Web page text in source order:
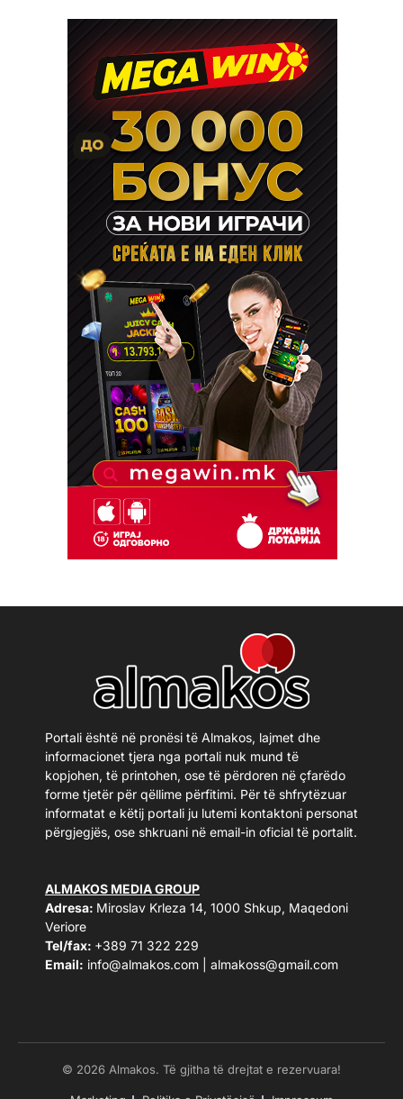
Portali është në pronësi të Almakos, lajmet dhe
informacionet tjera nga portali nuk mund të
kopjohen, të printohen, ose të përdoren në çfarëdo
forme tjetër për qëllime përfitimi. Për të shfrytëzuar
informatat e këtij portali ju lutemi kontaktoni personat
përgjegjës, ose shkruani në email-in oficial të portalit.
ALMAKOS MEDIA GROUP
Adresa: Miroslav Krleza 14, 1000 Shkup, Maqedoni
Veriore
Tel/fax: +389 71 322 229
Email: info@almakos.com almakoss@gmail.com
© 2026 Almakos. Të gjitha të drejtat e rezervuara!